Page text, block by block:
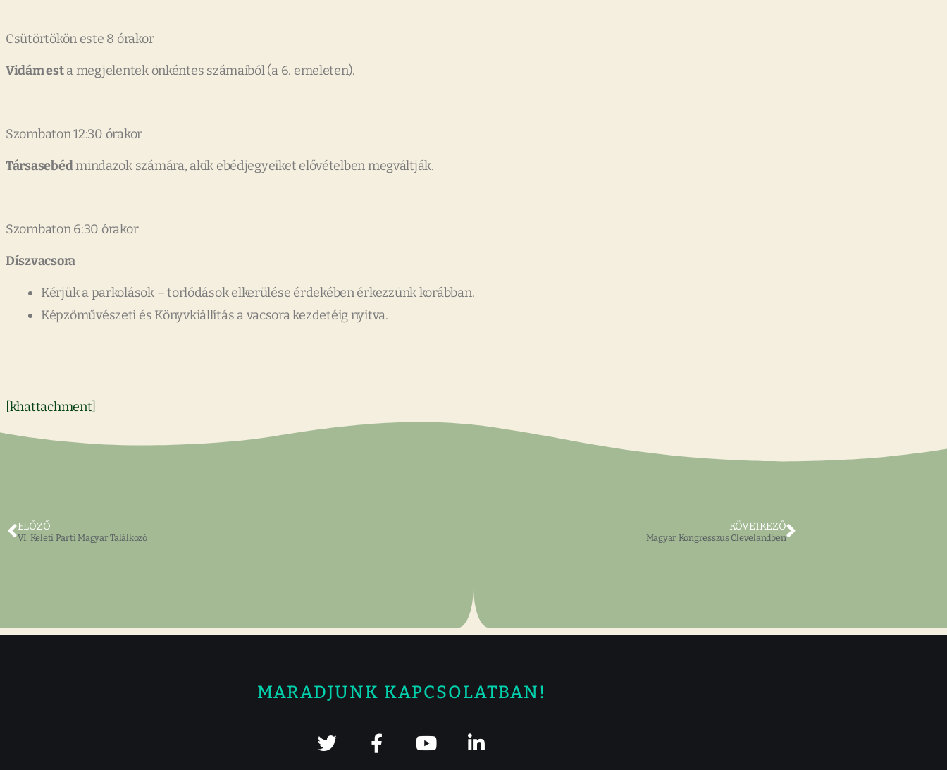
Csütörtökön este 8 órakor
Vidám esta megjelentek önkéntes számaiból (a 6. emeleten).
Szombaton 12:30 órakor
Társasebédmindazok számára, akik ebédjegyeiket elővételben megváltják.
Szombaton 6:30 órakor
Díszvacsora
Kérjük a parkolások – torlódások elkerülése érdekében érkezzünk korábban.
Képzőművészeti és Könyvkiállítás a vacsora kezdetéig nyitva.
[khattachment]
ELŐZŐ
VI. Keleti Parti Magyar Találkozó
KÖVETKEZŐ
Magyar Kongresszus Clevelandben
MARADJUNK KAPCSOLATBAN!